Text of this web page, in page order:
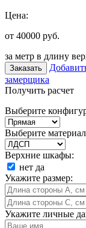
Цена:
от 40000 руб.
за метр в длину
Заказать
замерщика
Получить расчет
Выберите
Выберите материал
Верхние шкафы:
нет да
Укажите размер:
Укажите личные